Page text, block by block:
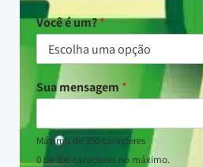
Você é um?*
Sua mensagem *
Máximo de 350 caracteres
0 de 350 caracteres no máximo.